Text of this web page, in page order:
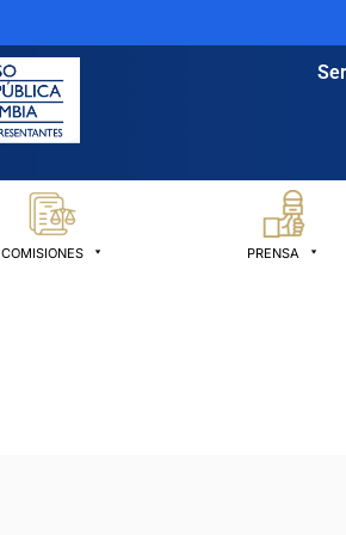
COMISIONES PRENSA